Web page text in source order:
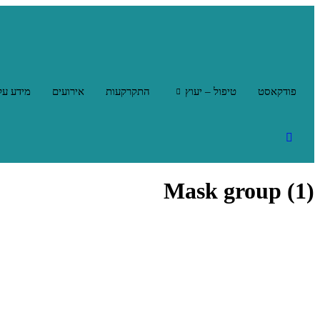
פודקאסט טיפול – יעוץ התקרקעות אירועים מידע
Mask group (1)